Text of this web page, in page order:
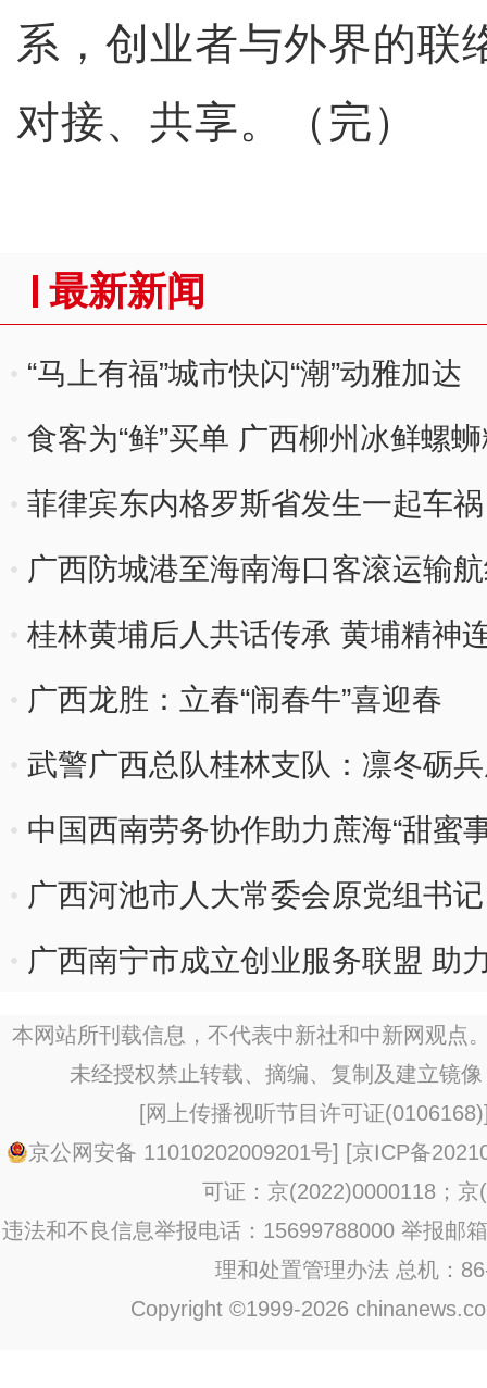
系，创业者与外界的联
对接、共享。（完）
最新新闻
“马上有福”城市快闪“潮”动雅加达
食客为“鲜”买单 广西柳州冰鲜螺
菲律宾东内格罗斯省发生一起车
广西防城港至海南海口客滚运输
桂林黄埔后人共话传承 黄埔精神
广西龙胜：立春“闹春牛”喜迎春
武警广西总队桂林支队：凛冬砺
中国西南劳务协作助力蔗海“甜蜜
广西河池市人大常委会原党组书
广西南宁市成立创业服务联盟 助
本网站所刊载信息，不代表中新社和中新网观点
未经授权禁止转载、摘编、复制及建立镜
[网上传播视听节目许可证(0106168)
京公网安备 11010202009201号] [京ICP备
可证：京(2022)0000118；京
违法和不良信息举报电话：15699788000 举报邮
理和处置管理办法 总机：
Copyright ©1999-2026